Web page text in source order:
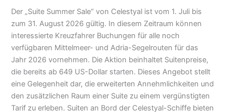
Der „Suite Summer Sale“ von Celestyal ist vom 1. Juli bis
zum 31. August 2026 gültig. In diesem Zeitraum können
interessierte Kreuzfahrer Buchungen für alle noch
verfügbaren Mittelmeer- und Adria-Segelrouten für das
Jahr 2026 vornehmen. Die Aktion beinhaltet Suitenpreise,
die bereits ab 649 US-Dollar starten. Dieses Angebot stellt
eine Gelegenheit dar, die erweiterten Annehmlichkeiten und
den zusätzlichen Raum einer Suite zu einem vergünstigten
Tarif zu erleben. Suiten an Bord der Celestyal-Schiffe bieten